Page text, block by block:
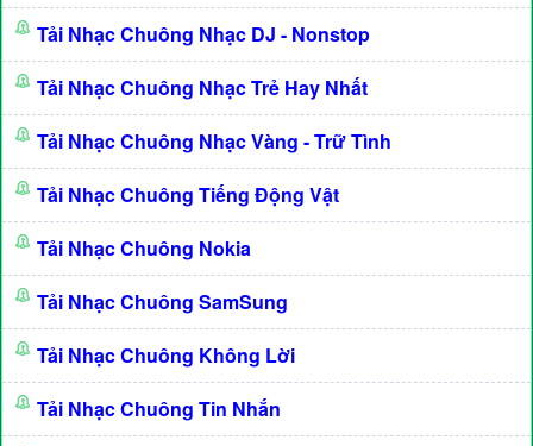
Tải Nhạc Chuông Nhạc DJ - Nonstop
Tải Nhạc Chuông Nhạc Trẻ Hay Nhất
Tải Nhạc Chuông Nhạc Vàng - Trữ Tình
Tải Nhạc Chuông Tiếng Động Vật
Tải Nhạc Chuông Nokia
Tải Nhạc Chuông SamSung
Tải Nhạc Chuông Không Lời
Tải Nhạc Chuông Tin Nhắn